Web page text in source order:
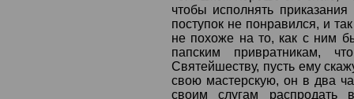
чтобы исполнять
поступок не понравился, и
не похоже на то, как с ним
папским привратникам,
Святейшеству, пусть ему
свою мастерскую, он в два
своим слугам